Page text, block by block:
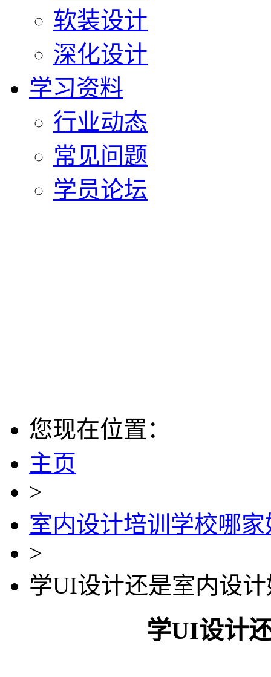
软装设计
深化设计
学习资料
行业动态
常见问题
学员论坛
您现在位置：
主页
>
室内设计培训学校哪家
>
学UI设计还是室内设
学UI设计